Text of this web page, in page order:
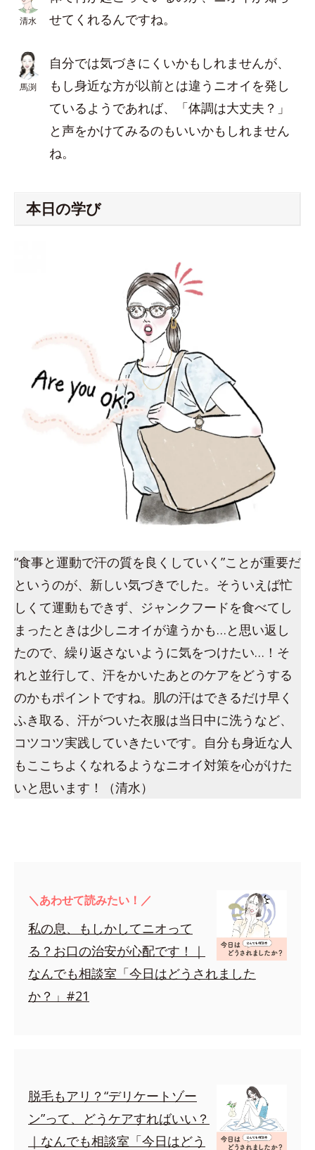
清水
せてくれるんですね。
馬渕
自分では気づきにくいかもしれませんが、
もし身近な方が以前とは違うニオイを発し
ているようであれば、「体調は大丈夫？」
と声をかけてみるのもいいかもしれません
ね。
本日の学び
“食事と運動で汗の質を良くしていく”ことが重要だ
というのが、新しい気づきでした。そういえば忙
しくて運動もできず、ジャンクフードを食べてし
まったときは少しニオイが違うかも…と思い返し
たので、繰り返さないように気をつけたい…！そ
れと並行して、汗をかいたあとのケアをどうする
のかもポイントですね。肌の汗はできるだけ早く
ふき取る、汗がついた衣服は当日中に洗うなど、
コツコツ実践していきたいです。自分も身近な人
もここちよくなれるようなニオイ対策を心がけた
いと思います！（清水）
＼あわせて読みたい！／
私の息、もしかしてニオって
る？お口の治安が心配です！｜
なんでも相談室「今日はどうされました
か？」#21
脱毛もアリ？“デリケートゾー
ン”って、どうケアすればいい？
｜なんでも相談室「今日はどう